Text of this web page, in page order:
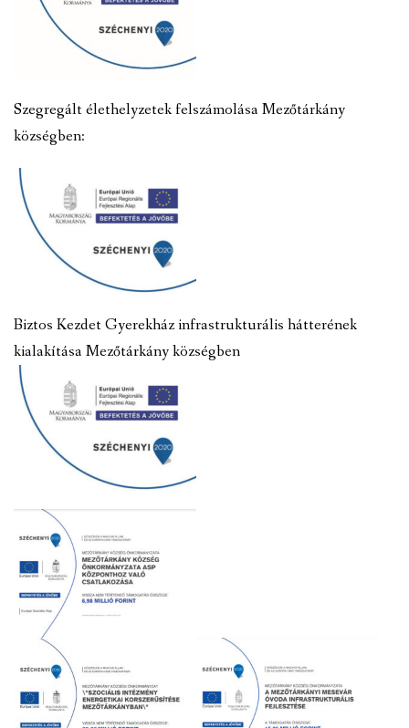
Szegregált élethelyzetek felszámolása Mezőtárkány
községben:
Biztos Kezdet Gyerekház infrastrukturális hátterének
kialakítása Mezőtárkány községben